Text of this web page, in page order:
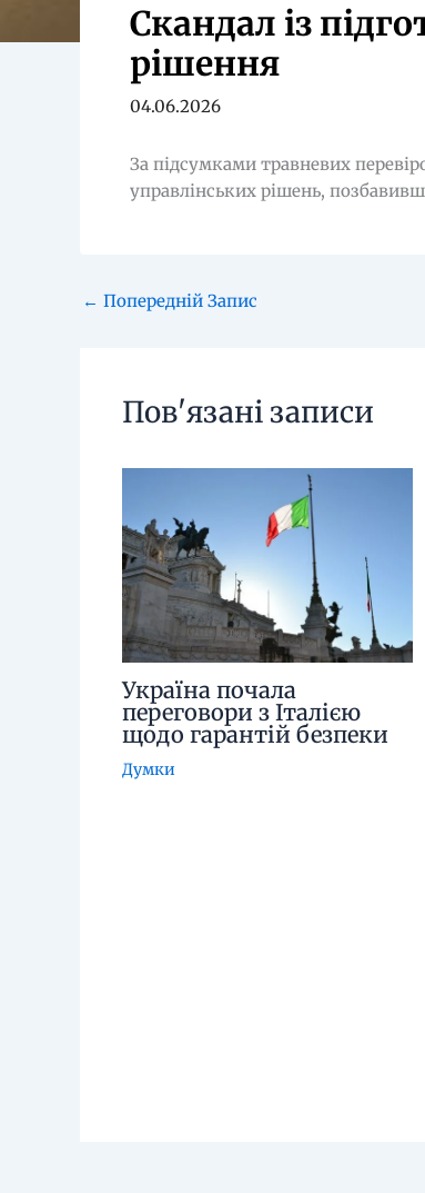
Скандал із
рішення
04.06.2026
За підсумками травневих
управлінських рішень,
← Попередній Запис
Пов'язані записи
Україна почала
переговори з Італією
щодо гарантій безпеки
Думки